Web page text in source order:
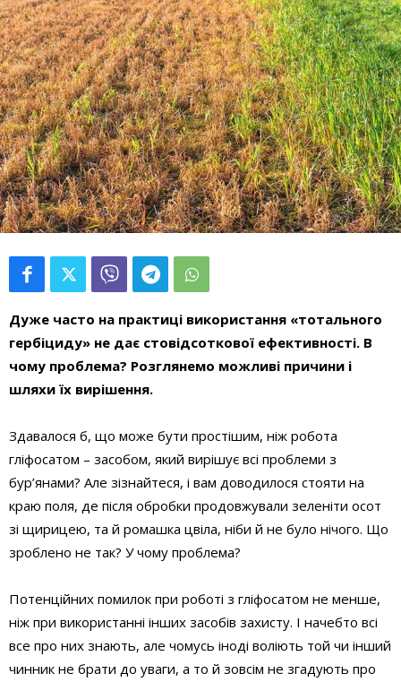
Дуже часто на практиці використання «тотального
гербіциду» не дає стовідсоткової ефективності. В
чому проблема? Розглянемо можливі причини і
шляхи їх вирішення.
Здавалося б, що може бути простішим, ніж робота
гліфосатом – засобом, який вирішує всі проблеми з
бур’янами? Але зізнайтеся, і вам доводилося стояти на
краю поля, де після обробки продовжували зеленіти осот
зі щирицею, та й ромашка цвіла, ніби й не було нічого. Що
зроблено не так? У чому проблема?
Потенційних помилок при роботі з гліфосатом не менше,
ніж при використанні інших засобів захисту. І начебто всі
все про них знають, але чомусь іноді воліють той чи інший
чинник не брати до уваги, а то й зовсім не згадують про